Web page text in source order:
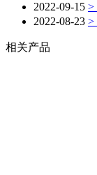
2022-09-15 >
2022-08-23 >
相关产品